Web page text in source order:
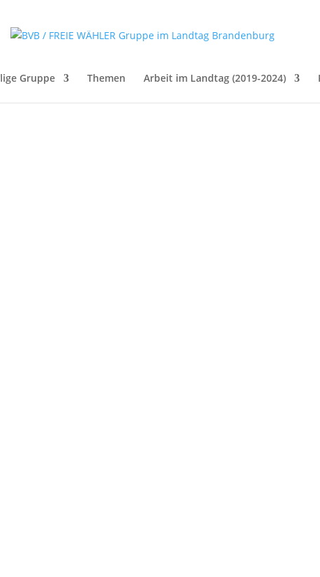
Gruppe Themen Arbeit im Landtag (2019-2024)